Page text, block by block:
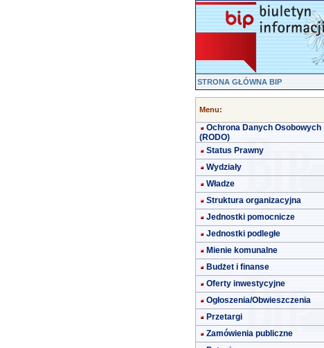
STRONA GŁÓWNA BIP
Menu:
Ochrona Danych Osobowych
(RODO)
Status Prawny
Wydziały
Władze
Struktura organizacyjna
Jednostki pomocnicze
Jednostki podległe
Mienie komunalne
Budżet i finanse
Oferty inwestycyjne
Ogłoszenia/Obwieszczenia
Przetargi
Zamówienia publiczne